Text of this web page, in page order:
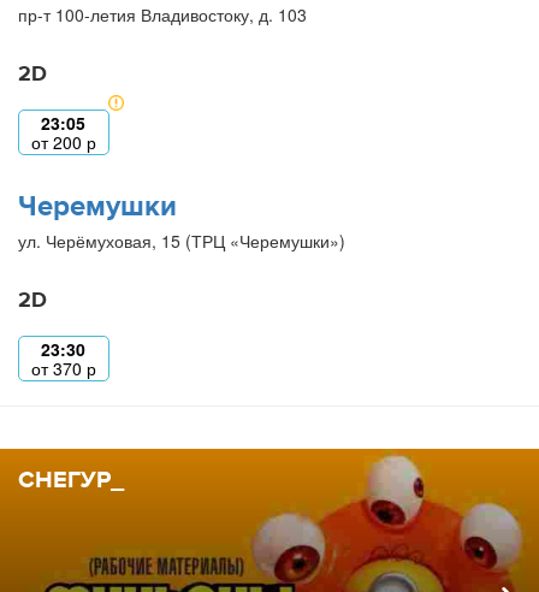
пр-т 100-летия Владивостоку, д. 103
2D
23:05
от200 р
Черемушки
ул. Черёмуховая, 15 (ТРЦ «Черемушки»)
2D
23:30
от370 р
СНЕГУР_